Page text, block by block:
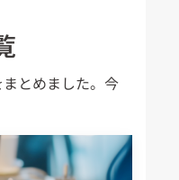
とめました。今